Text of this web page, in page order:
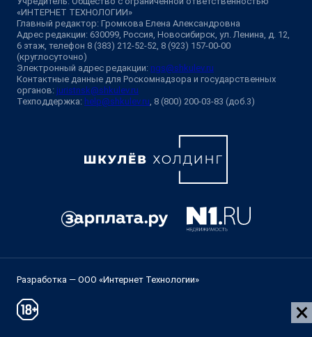
«ИНТЕРНЕТ ТЕХНОЛОГИИ»
Главный редактор: Громкова Елена Александровна
Адрес редакции: 630099, Россия, Новосибирск, ул. Ленина, д. 12,
6 этаж, телефон 8 (383) 212-52-52, 8 (923) 157-00-00
(круглосуточно)
Электронный адрес редакции: ngs@shkulev.ru
Контактные данные для Роскомнадзора и государственных
органов: juristnsk@shkulev.ru
Техподдержка: help@shkulev.ru , 8 (800) 200-03-83 (доб.3)
Разработка — ООО «Интернет Технологии»